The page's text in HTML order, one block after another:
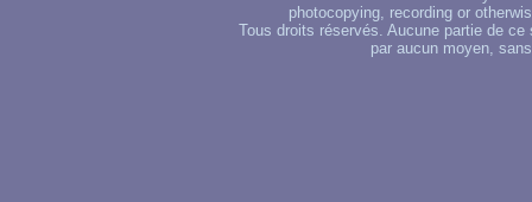
photocopying, recording or
Tous droits réservés. Aucune partie de
par aucun moyen,